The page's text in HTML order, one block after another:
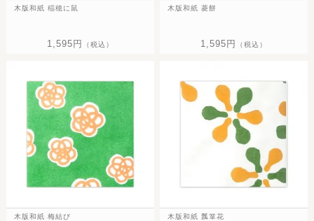
木版和紙 稲穂に鼠
1,595円 （税込）
木版和紙 菱餅
1,595円 （税込）
木版和紙 梅結び 木版和紙 瓢箪花